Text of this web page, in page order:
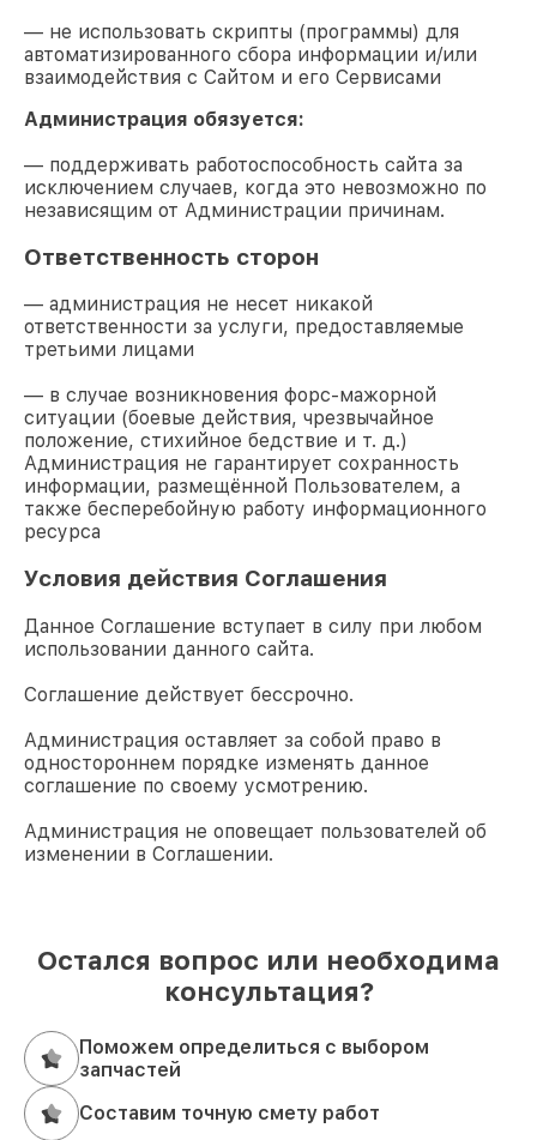
— не использовать скрипты (программы) для
автоматизированного сбора информации и/или
взаимодействия с Сайтом и его Сервисами
Администрация обязуется:
— поддерживать работоспособность сайта за
исключением случаев, когда это невозможно по
независящим от Администрации причинам.
Ответственность сторон
— администрация не несет никакой
ответственности за услуги, предоставляемые
третьими лицами
— в случае возникновения форс-мажорной
ситуации (боевые действия, чрезвычайное
положение, стихийное бедствие и т. д.)
Администрация не гарантирует сохранность
информации, размещённой Пользователем, а
также бесперебойную работу информационного
ресурса
Условия действия Соглашения
Данное Соглашение вступает в силу при любом
использовании данного сайта.
Соглашение действует бессрочно.
Администрация оставляет за собой право в
одностороннем порядке изменять данное
соглашение по своему усмотрению.
Администрация не оповещает пользователей об
изменении в Соглашении.
Остался вопрос или необходима
консультация?
Поможем определиться с выбором
запчастей
Составим точную смету работ